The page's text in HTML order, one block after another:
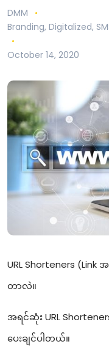
DMM
Branding, Digitalized,
October 14, 2020
URL Shorteners
တာလဲ။
အရင်ဆုံး URL
ပေးချင်ပါတယ်။